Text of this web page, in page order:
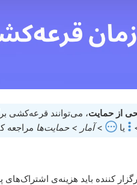
از حمایت، می‌توانند قرعه‌کشی
یا >آمار > حمایت‌ها مراجعه
کننده باید هزینه‌ی